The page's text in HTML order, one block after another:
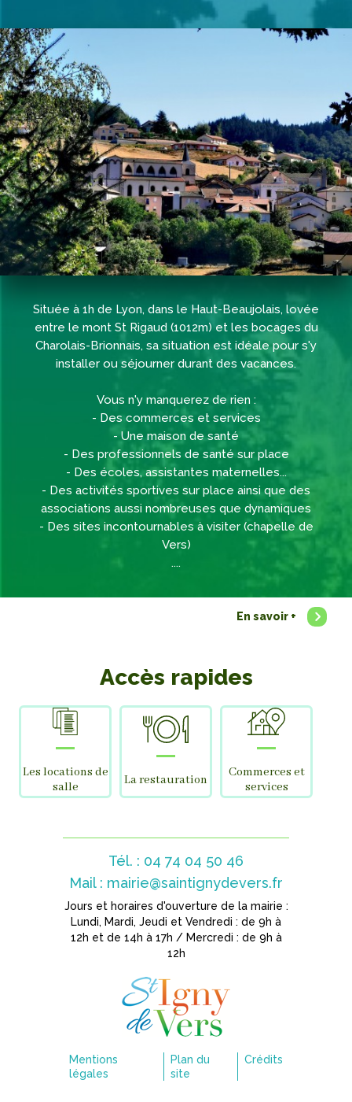
Située à 1h de Lyon, dans le Haut-Beaujolais, lovée
entre le mont St Rigaud (1012m) et les bocages du
Charolais-Brionnais, sa situation est idéale pour s'y
installer ou séjourner durant des vacances.
Vous n'y manquerez de rien :
- Des commerces et services
- Une maison de santé
- Des professionnels de santé sur place
- Des écoles, assistantes maternelles...
- Des activités sportives sur place ainsi que des
associations aussi nombreuses que dynamiques
- Des sites incontournables à visiter (chapelle de
Vers)
....
En savoir +
Accès rapides
Les locations de
salle
La restauration
Commerces et
services
Tél. : 04 74 04 50 46
Mail : mairie@saintignydevers.fr
Jours et horaires d'ouverture de la mairie :
Lundi, Mardi, Jeudi et Vendredi : de 9h à
12h et de 14h à 17h / Mercredi : de 9h à
12h
Mentions
légales
Plan du
site
Crédits